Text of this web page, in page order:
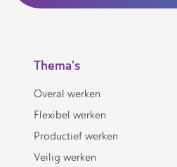
Thema's
Overal werken
Flexibel werken
Productief werken
Veilig werken